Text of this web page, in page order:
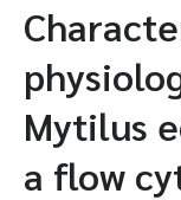
Mytilus
a flow